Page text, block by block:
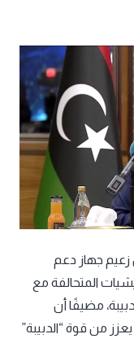
جهاز دعم
المتحالفة مع
مضيفًا أن
من قوة “الدبيبة”